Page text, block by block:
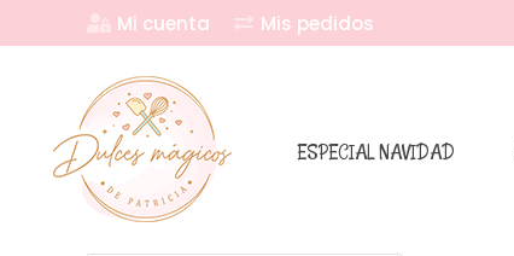
Mi cuenta Mis pedidos
ESPECIAL NAVIDAD